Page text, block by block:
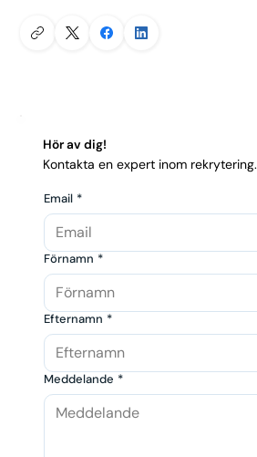
Hör av dig!
Kontakta en expert inom rekrytering.
Email *
Förnamn *
Efternamn *
Meddelande *